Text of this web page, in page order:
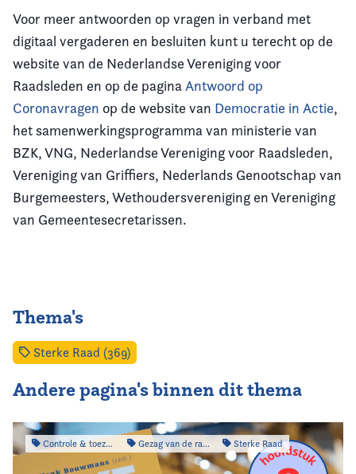
Voor meer antwoorden op vragen in verband met
digitaal vergaderen en besluiten kunt u terecht op de
website van de Nederlandse Vereniging voor
Raadsleden en op de pagina Antwoord op
Coronavragen op de website van Democratie in Actie,
het samenwerkingsprogramma van ministerie van
BZK, VNG, Nederlandse Vereniging voor Raadsleden,
Vereniging van Griffiers, Nederlands Genootschap van
Burgemeesters, Wethoudersvereniging en Vereniging
van Gemeentesecretarissen.
Thema's
Sterke Raad (369)
Andere pagina's binnen dit thema
Controle & toezicht Gezag van de raad Sterke Raad